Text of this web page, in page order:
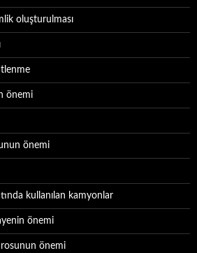
oluşturulması
önemi
önemi
kullanılan kamyonlar
önemi
önemi